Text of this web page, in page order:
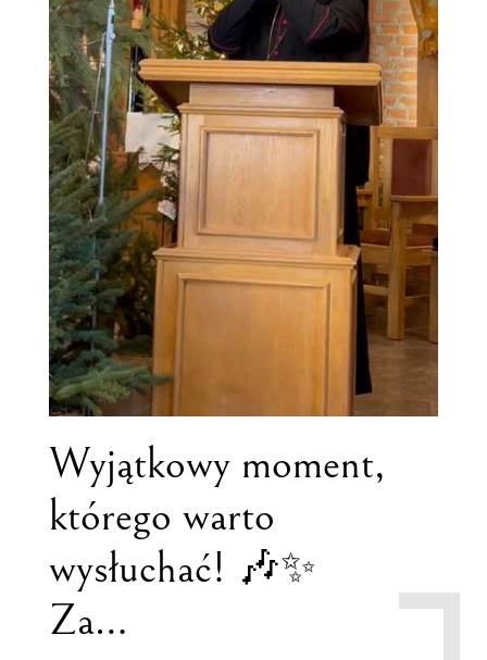
Wyjątkowy moment,
którego warto
wysłuchać! 🎶✨
Za…